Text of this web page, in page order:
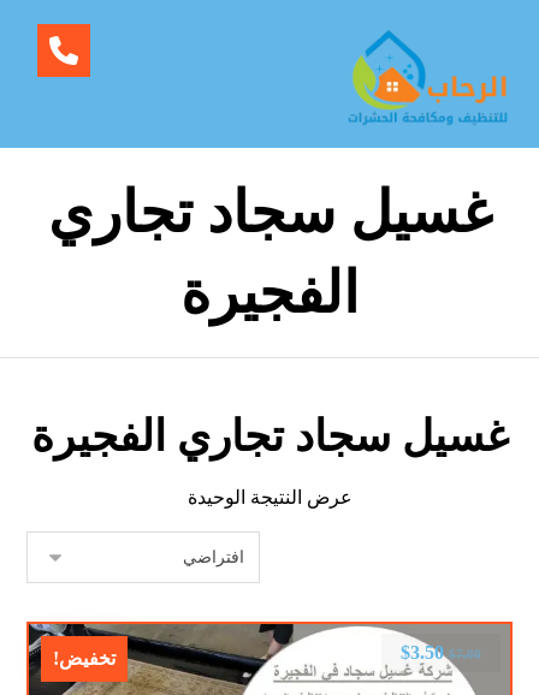
غسيل سجاد تجاري
الفجيرة
غسيل سجاد تجاري الفجيرة
عرض النتيجة الوحيدة
تخفيض! $7.00
$3.50